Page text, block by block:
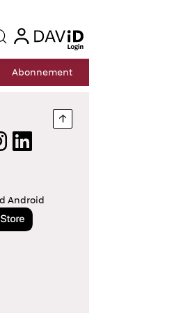
login
Abonnement
Nach oben springen
LinkedIn
Android
Store